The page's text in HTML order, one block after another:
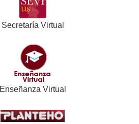
Secretaría Virtual
Enseñanza Virtual